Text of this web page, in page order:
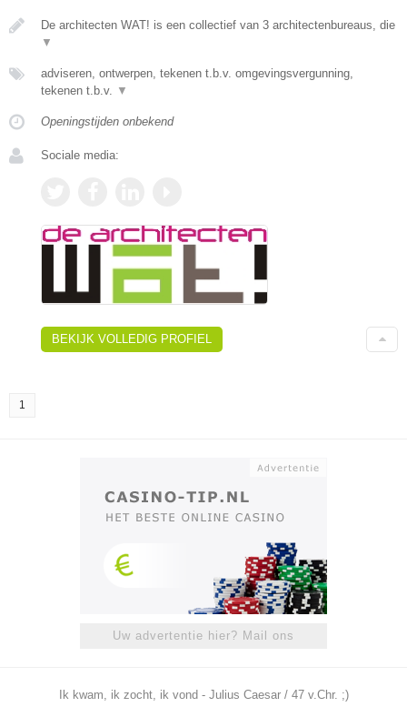
De architecten WAT! is een collectief van 3 architectenbureaus, die
▼
adviseren, ontwerpen, tekenen t.b.v. omgevingsvergunning,
tekenen t.b.v.
▼
Openingstijden onbekend
Sociale media:
BEKIJK VOLLEDIG PROFIEL
1
Uw advertentie hier? Mail ons
Ik kwam, ik zocht, ik vond - Julius Caesar / 47 v.Chr. ;)